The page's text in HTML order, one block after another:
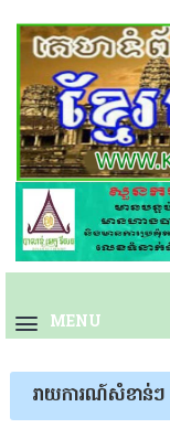
MENU
រាយការណ៍សំខាន់ៗ